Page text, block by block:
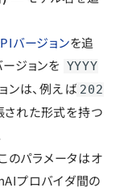
バージョンを追
ジョンを YYYY
ンは、例えば 202
された形式を持つ
のパラメータはオ
プロバイダ間の